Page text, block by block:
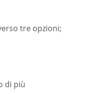
tre opzioni;
di più